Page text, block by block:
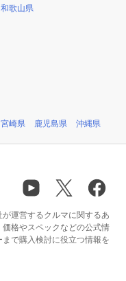
和歌山県
宮崎県 鹿児島県 沖縄県
運営するクルマに関するあ
格やスペックなどの公式情
で購入検討に役立つ情報を